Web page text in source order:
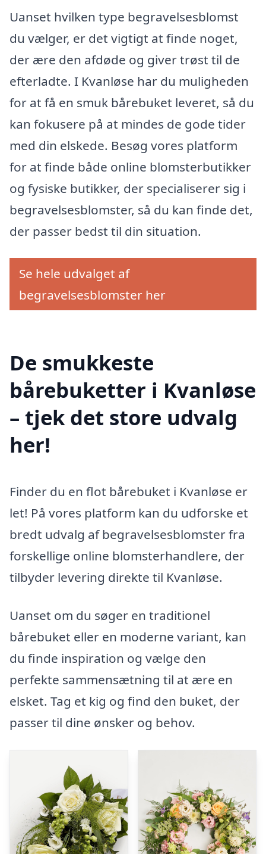
Uanset hvilken type begravelsesblomst
du vælger, er det vigtigt at finde noget,
der ære den afdøde og giver trøst til de
efterladte. I Kvanløse har du muligheden
for at få en smuk bårebuket leveret, så du
kan fokusere på at mindes de gode tider
med din elskede. Besøg vores platform
for at finde både online blomsterbutikker
og fysiske butikker, der specialiserer sig i
begravelsesblomster, så du kan finde det,
der passer bedst til din situation.
Se hele udvalget af
begravelsesblomster her
De smukkeste
bårebuketter i Kvanløse
– tjek det store udvalg
her!
Finder du en flot bårebuket i Kvanløse er
let! På vores platform kan du udforske et
bredt udvalg af begravelsesblomster fra
forskellige online blomsterhandlere, der
tilbyder levering direkte til Kvanløse.
Uanset om du søger en traditionel
bårebuket eller en moderne variant, kan
du finde inspiration og vælge den
perfekte sammensætning til at ære en
elsket. Tag et kig og find den buket, der
passer til dine ønsker og behov.